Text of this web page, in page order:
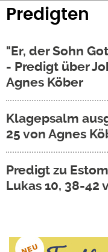
Predigten
"Er, der Sohn
- Predigt über
Agnes Köber
Klagepsalm
25 von Agnes
Predigt zu
Lukas 10, 38-42